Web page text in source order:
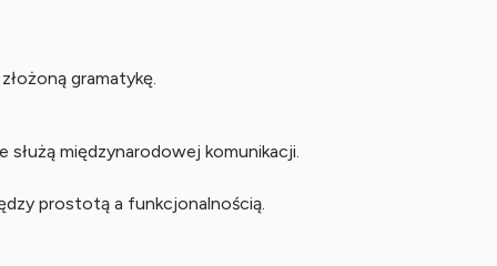
gramatykę.
międzynarodowej komunikacji.
prostotą a funkcjonalnością.